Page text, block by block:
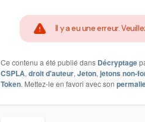
Il y a eu une erreur.
Ce contenu a été publié dans Décryptage
CSPLA, droit d'auteur, Jeton, jetons non-
Token. Mettez-le en favori avec son